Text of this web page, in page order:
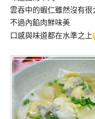
雲吞中的蝦仁雖然沒有很
不過內餡肉鮮味美
口感與味道都在水準之上